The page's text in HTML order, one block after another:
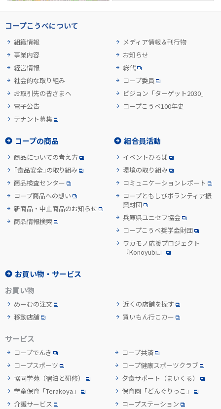
コープこうべについて
組織情報
事業内容
経営情報
社会的な取り組み
お取引先の皆さまへ
電子公告
テナント募集
メディア情報＆刊行物
お知らせ
総代
コープ委員
ビジョン「ターゲット2030」
コープこうべ100年史
コープの商品
商品についての考え方
「食品安全」の取り組み
商品検査センター
コープ商品への想い
新商品・中止商品のお知らせ
商品情報検索
組合員活動
イベントひろば
環境の取り組み
コミュニケーションレポート
コープともしびボランティア振
興財団
兵庫県ユニセフ協会
コープこうべ奨学金財団
ワカモノ応援プロジェクト
『Konoyubi.』
お買い物・サービス
お買い物
めーむの注文
移動店舗
近くの店舗を探す
買いもん行こカー
サービス
コープでんき
コープ共済
コープスポーツ
コープ健康スポーツクラブ
協同学苑 （宿泊と研修） 夕食サポート （まいくる）
学童保育「Terakoya」
保育園「どんぐりっこ」
介護サービス
コープステーション